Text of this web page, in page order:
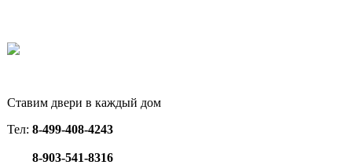
Ставим двери в каждый дом
Тел: 8-499-408-4243
8-903-541-8316